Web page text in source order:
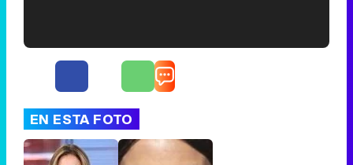
EN ESTA FOTO